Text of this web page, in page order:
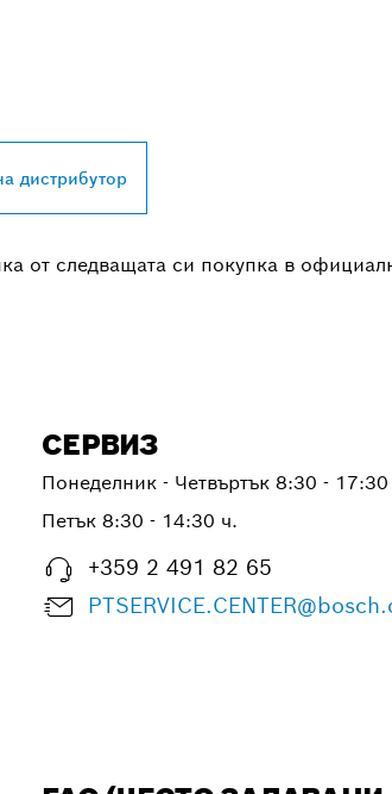
дистрибутор
от следващата си покупка в
СЕРВИЗ
Понеделник - Четвъртък 8:30 - 17:30
Петък 8:30 - 14:30 ч.
+359 2 491 82 65